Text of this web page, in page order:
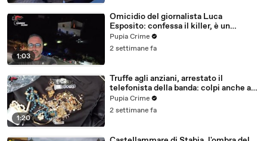
1:03
Omicidio del giornalista Luca
Esposito: confessa il killer, è un
26enne tunisino (25.07.26)
Pupia Crime
2 settimane fa
1:20
Truffe agli anziani, arrestato il
telefonista della banda: colpi anche ad
Aversa, oltre 300mila euro il bottino
stimato (24.07.26)
Pupia Crime
2 settimane fa